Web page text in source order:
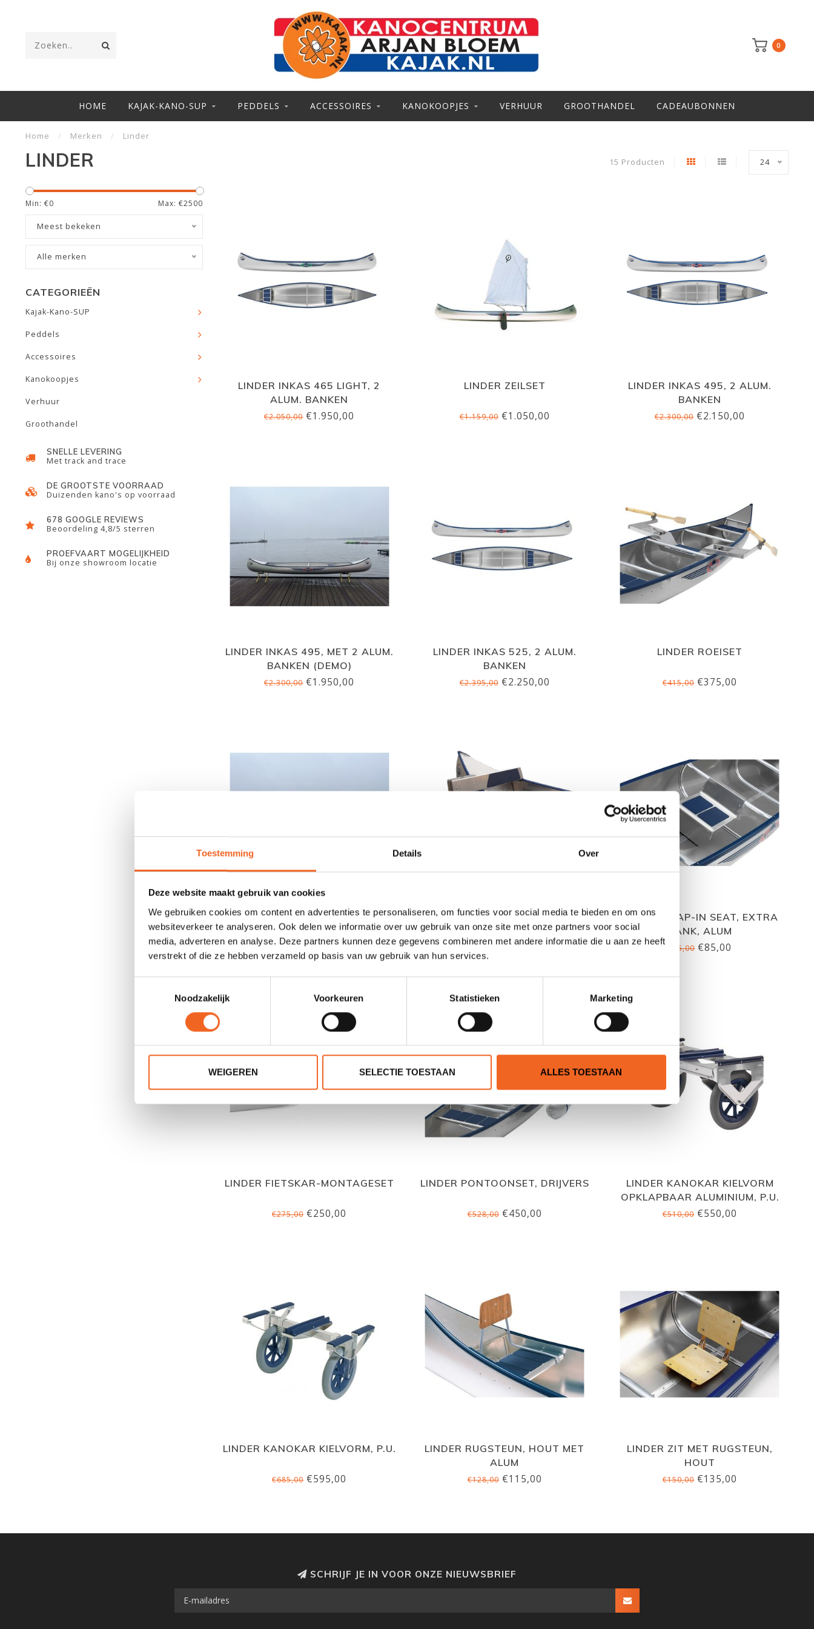
Toestemming Details Over
Deze website maakt gebruik van cookies
We gebruiken cookies om content en advertenties te personaliseren, om functies voor social media te bieden en om ons
websiteverkeer te analyseren. Ook delen we informatie over uw gebruik van onze site met onze partners voor social
media, adverteren en analyse. Deze partners kunnen deze gegevens combineren met andere informatie die u aan ze heeft
verstrekt of die ze hebben verzameld op basis van uw gebruik van hun services.
Noodzakelijk
Voorkeuren Statistieken Marketing
WEIGEREN SELECTIE TOESTAAN ALLES TOESTAAN
0
HOME KAJAK-KANO-SUP PEDDELS ACCESSOIRES KANOKOOPJES VERHUUR GROOTHANDEL CADEAUBONNEN
Home / Merken / Linder
LINDER 15 Producten 24
Min: €0 Max: €2500
Meest bekeken
Alle merken
CATEGORIEËN
Kajak-Kano-SUP
Peddels
Accessoires
Kanokoopjes
Verhuur
Groothandel
SNELLE LEVERING
Met track and trace
DE GROOTSTE VOORRAAD
Duizenden kano's op voorraad
678 GOOGLE REVIEWS
Beoordeling 4,8/5 sterren
PROEFVAART MOGELIJKHEID
Bij onze showroom locatie
LINDER INKAS 465 LIGHT, 2
ALUM. BANKEN
€2.050,00€1.950,00
LINDER ZEILSET
€1.159,00€1.050,00
LINDER INKAS 495, 2 ALUM.
BANKEN
€2.300,00€2.150,00
LINDER INKAS 495, MET 2 ALUM.
BANKEN (DEMO)
€2.300,00€1.950,00
LINDER INKAS 525, 2 ALUM.
BANKEN
€2.395,00€2.250,00
LINDER ROEISET
€415,00€375,00
LINDER INKAS 525, MET 2 ALUM.
BANKEN (DEMO)
€2.050,00
LINDER MOTORSTEUN, ALUM
€225,00
LINDER SNAP-IN SEAT, EXTRA
BANK, ALUM
€95,00€85,00
LINDER FIETSKAR-MONTAGESET
€275,00€250,00
LINDER PONTOONSET, DRIJVERS
€528,00€450,00
LINDER KANOKAR KIELVORM
OPKLAPBAAR ALUMINIUM, P.U.
€510,00€550,00
LINDER KANOKAR KIELVORM, P.U.
€685,00€595,00
LINDER RUGSTEUN, HOUT MET
ALUM
€128,00€115,00
LINDER ZIT MET RUGSTEUN,
HOUT
€150,00€135,00
SCHRIJF JE IN VOOR ONZE NIEUWSBRIEF